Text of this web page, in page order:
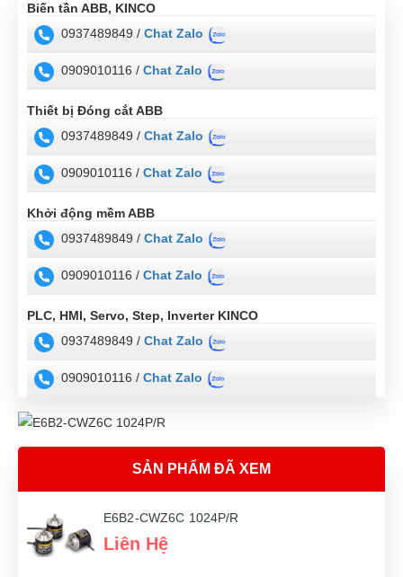
Biến tần ABB, KINCO
0937489849 / Chat Zalo
0909010116 / Chat Zalo
Thiết bị Đóng cắt ABB
0937489849 / Chat Zalo
0909010116 / Chat Zalo
Khởi động mềm ABB
0937489849 / Chat Zalo
0909010116 / Chat Zalo
PLC, HMI, Servo, Step, Inverter KINCO
0937489849 / Chat Zalo
0909010116 / Chat Zalo
SẢN PHẨM ĐÃ XEM
E6B2-CWZ6C 1024P/R
Liên Hệ